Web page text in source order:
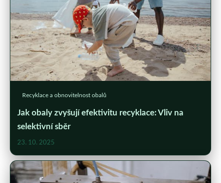
Recyklace a obnovitelnost obalů
Jak obaly zvyšují efektivitu recyklace: Vliv na
selektivní sběr
23. 10. 2025